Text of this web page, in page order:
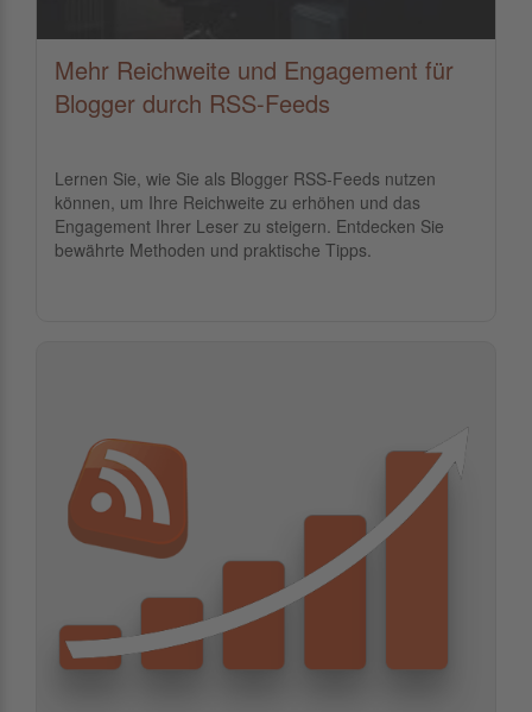
Mehr Reichweite und Engagement für
Blogger durch RSS-Feeds
Lernen Sie, wie Sie als Blogger RSS-Feeds nutzen
können, um Ihre Reichweite zu erhöhen und das
Engagement Ihrer Leser zu steigern. Entdecken Sie
bewährte Methoden und praktische Tipps.